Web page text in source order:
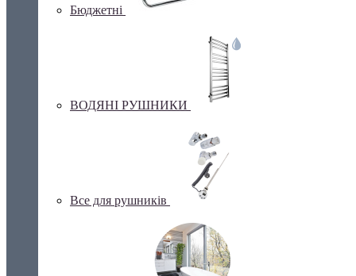
Бюджетні
ВОДЯНІ РУШНИКИ
Все для рушників